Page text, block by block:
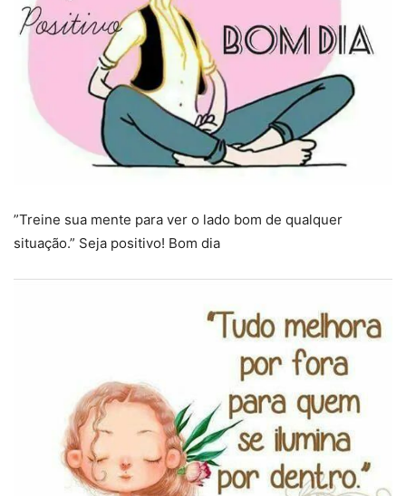
”Treine sua mente para ver o lado bom de qualquer
situação.” Seja positivo! Bom dia